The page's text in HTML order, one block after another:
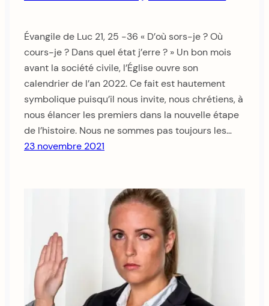
Évangile de Luc 21, 25 -36 « D’où sors-je ? Où
cours-je ? Dans quel état j’erre ? » Un bon mois
avant la société civile, l’Église ouvre son
calendrier de l’an 2022. Ce fait est hautement
symbolique puisqu’il nous invite, nous chrétiens, à
nous élancer les premiers dans la nouvelle étape
de l’histoire. Nous ne sommes pas toujours les…
23 novembre 2021